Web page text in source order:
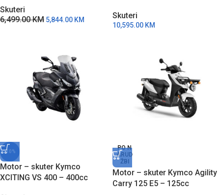
Skuteri
6,499.00KM 5,844.00 KM Skuteri
10,595.00 KM
-10%
Motor – skuter Kymco
XCITING VS 400 – 400cc
PO N
ARUD
ŽBI
Motor – skuter Kymco Agility
Carry 125 E5 – 125cc